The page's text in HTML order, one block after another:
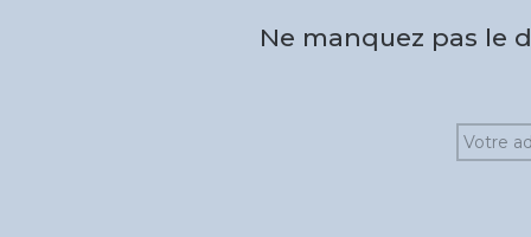
Ne manquez pas le